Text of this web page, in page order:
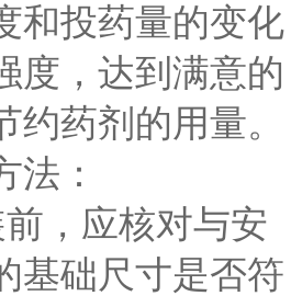
和投药量的变化
度，达到满意的
约药剂的用量。
法：
，应核对与安
基础尺寸是否符